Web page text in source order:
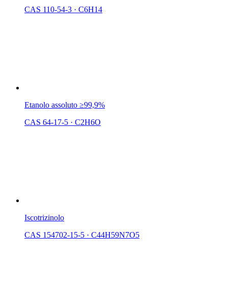
CAS 110-54-3 · C6H14
Etanolo assoluto ≥99,9%
CAS 64-17-5 · C2H6O
Iscotrizinolo
CAS 154702-15-5 · C44H59N7O5